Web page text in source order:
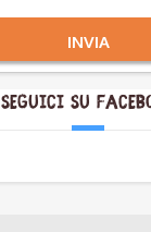
INVIA
Seguici su